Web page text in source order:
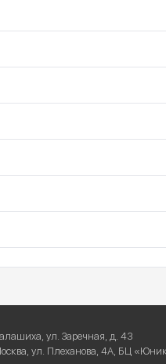
ул. Заречная, д. 43
ул. Плеханова, 4А, БЦ